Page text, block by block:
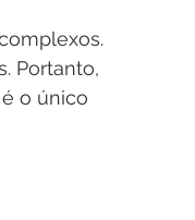
Portanto,
o único